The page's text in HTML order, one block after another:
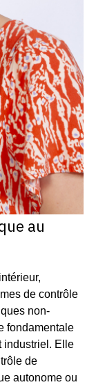
au
de contrôle
non-
fondamentale
industriel. Elle
de
autonome ou